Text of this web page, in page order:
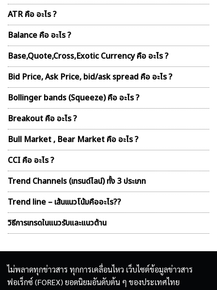
ATR คือ อะไร ?
Balance คือ อะไร ?
Base,Quote,Cross,Exotic Currency คือ อะไร ?
Bid Price, Ask Price, bid/ask spread คือ อะไร ?
Bollinger bands (Squeeze) คือ อะไร ?
Breakout คือ อะไร ?
Bull Market , Bear Market คือ อะไร ?
CCI คือ อะไร ?
Trend Channels (เทรนด์ไลน์) ทั้ง 3 ประเภท
Trend line – เส้นเเนวโน้มคืออะไร??
วิธีการเทรดในแนวรับและแนวต้าน
ไม่พลาดทุกข่าวสาร ทุกการเคลื่อนไหว เว็บไซต์ข้อมูลข่าวสาร
ฟอเร็กซ์ (FOREX) ยอดนิยมอันดับต้น ๆ ของประเทศไทย